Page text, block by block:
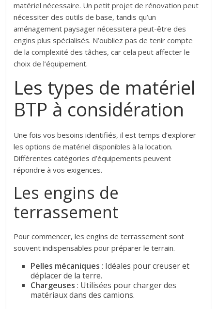
matériel nécessaire. Un petit projet de rénovation peut
nécessiter des outils de base, tandis qu’un
aménagement paysager nécessitera peut-être des
engins plus spécialisés. N’oubliez pas de tenir compte
de la complexité des tâches, car cela peut affecter le
choix de l’équipement.
Les types de matériel
BTP à considération
Une fois vos besoins identifiés, il est temps d’explorer
les options de matériel disponibles à la location.
Différentes catégories d’équipements peuvent
répondre à vos exigences.
Les engins de
terrassement
Pour commencer, les engins de terrassement sont
souvent indispensables pour préparer le terrain.
Pelles mécaniques : Idéales pour creuser et
déplacer de la terre.
Chargeuses : Utilisées pour charger des
matériaux dans des camions.